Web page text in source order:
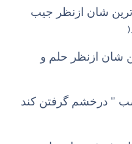
ترین شان ازنظر جیب
)
شان ازنظر حلم و
" درخشم گرفتن کند